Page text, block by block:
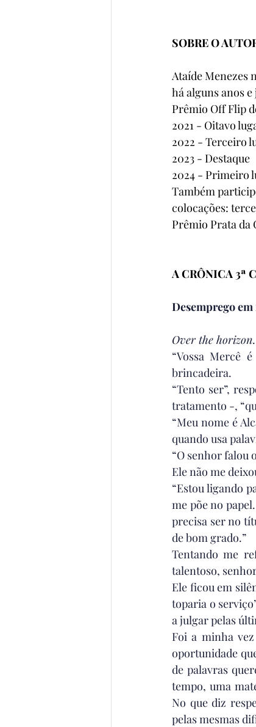
SOBRE O
Ataíde Menezes
há alguns anos
Prêmio Off Flip
2021 - Oitavo
2022 - Terceiro
2023 - Destaque
2024 - Primeiro
Também
colocações:
Prêmio Prata da
A CRÔNICA 3ª
Desemprego
Over the horizon
“Vossa Mercê
brincadeira.
“Tento ser”,
tratamento -,
“Meu nome é
quando usa
“O senhor falou
Ele não me
“Estou ligando
me põe no
precisa ser no
de bom grado.”
Tentando me
talentoso,
Ele ficou em
toparia o
a julgar pelas
Foi a minha
oportunidade
de palavras
tempo, uma
No que diz
pelas mesmas